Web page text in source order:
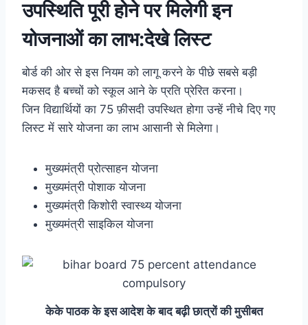
उपस्थिति पूरी होने पर मिलेगी इन
योजनाओं का लाभ:देखे लिस्ट
बोर्ड की ओर से इस नियम को लागू करने के पीछे सबसे बड़ी
मकसद है बच्चों को स्कूल आने के प्रति प्रेरित करना।
जिन विद्यार्थियों का 75 फ़ीसदी उपस्थित होगा उन्हें नीचे दिए गए
लिस्ट में सारे योजना का लाभ आसानी से मिलेगा।
मुख्यमंत्री प्रोत्साहन योजना
मुख्यमंत्री पोशाक योजना
मुख्यमंत्री किशोरी स्वास्थ्य योजना
मुख्यमंत्री साइकिल योजना
केके पाठक के इस आदेश के बाद बढ़ी छात्रों की मुसीबत